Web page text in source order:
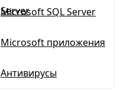
Server
Microsoft SQL Server
Microsoft приложения
Антивирусы